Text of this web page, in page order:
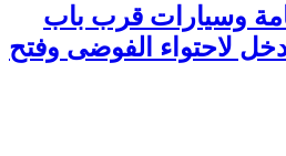
وسيارات قرب باب
لاحتواء الفوضى وفتح